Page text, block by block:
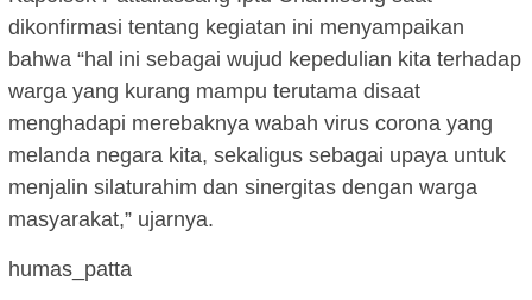
dikonfirmasi tentang kegiatan ini menyampaikan
bahwa “hal ini sebagai wujud kepedulian kita terhadap
warga yang kurang mampu terutama disaat
menghadapi merebaknya wabah virus corona yang
melanda negara kita, sekaligus sebagai upaya untuk
menjalin silaturahim dan sinergitas dengan warga
masyarakat,” ujarnya.
humas_patta